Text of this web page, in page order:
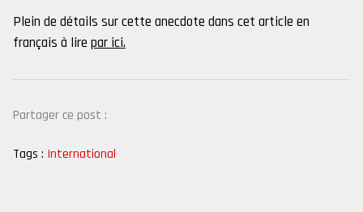
Plein de détails sur cette anecdote dans cet article en
français à lire par ici.
Partager ce post :
Tags : International